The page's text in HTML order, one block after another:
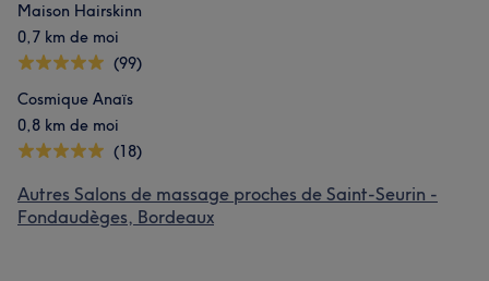
Maison Hairskinn
0,7 km de moi
(99)
Cosmique Anaïs
0,8 km de moi
(18)
Autres Salons de massage proches de Saint-Seurin -
Fondaudèges, Bordeaux